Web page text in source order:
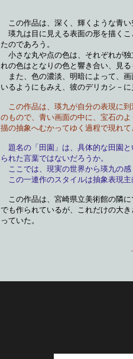
この作品は、深く、輝くような
瑛九は目に見える表面の形を描く
たの
小さな丸や点の色は、それぞれが
れの色はとなりの色と響き合い
また、色の濃淡、明暗によって、
いるようにもみえ、彼のデリカシ－
この作品は、瑛九が自分の表現に
のもので、青い画面の中に、宝石の
描の抽象へむかってゆく過程で現れ
題名の「田園」は、具体的な田園
られた言葉ではないだろうか。
ここでは、現実の世界から瑛九の
この一連作のスタイルは抽象表現
この作品は、宮崎県立美術館の隣
でも作られているが、これだけの大
っていた。